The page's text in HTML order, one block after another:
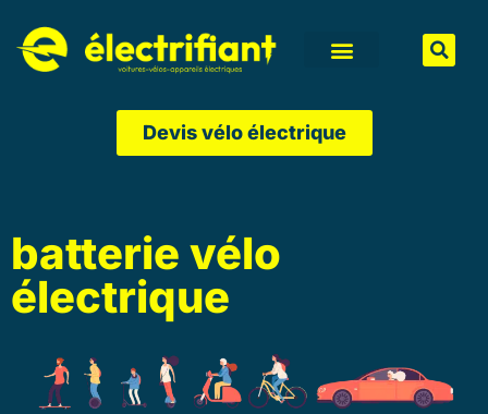
au
contenu
Devis vélo électrique
batterie vélo
électrique